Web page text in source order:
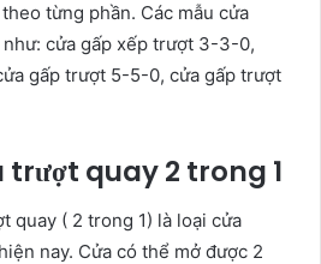
từng phần. Các mẫu cửa
cửa gấp xếp trượt 3-3-0,
gấp trượt 5-5-0, cửa gấp trượt
quay 2 trong 1
quay ( 2 trong 1) là loại cửa
nay. Cửa có thể mở được 2